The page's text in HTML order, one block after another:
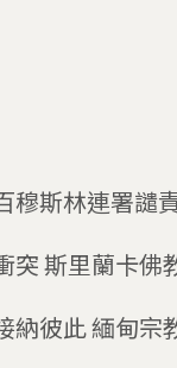
穆斯林連署譴
突 斯里蘭卡佛
無法接納彼